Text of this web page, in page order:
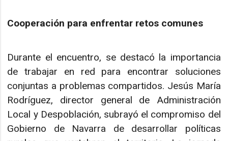
Cooperación para enfrentar retos comunes
Durante el encuentro, se destacó la importancia
de trabajar en red para encontrar soluciones
conjuntas a problemas compartidos. Jesús María
Rodríguez, director general de Administración
Local y Despoblación, subrayó el compromiso del
Gobierno de Navarra de desarrollar políticas